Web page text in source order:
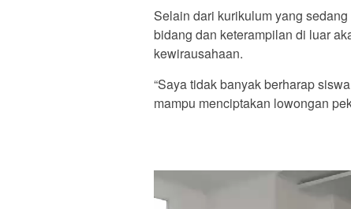
Selain dari kurikulum yang
bidang dan keterampilan di luar
kewirausahaan.
“Saya tidak banyak berharap
mampu menciptakan lowongan